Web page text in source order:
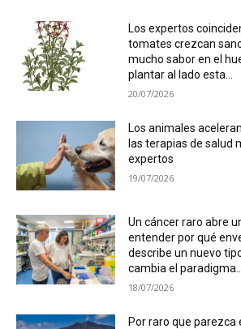
Los expertos
tomates crezcan
mucho sabor en el
plantar al lado esta...
20/07/2026
Los animales
las terapias de salud
expertos
19/07/2026
Un cáncer raro abre
entender por qué
describe un nuevo
cambia el paradigma...
18/07/2026
Por raro que parezca